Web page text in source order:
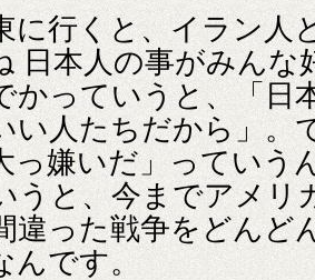
に行くと、イラン人
日本人の事がみんな
かっていうと、「日
い人たちだから」。
っ嫌いだ」っていう
うと、今までアメリ
違った戦争をどんど
んです。